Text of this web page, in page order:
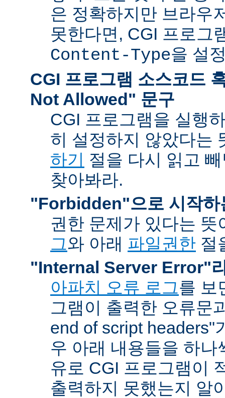
은 정확하지만 브라우
못한다면, CGI 프로그
Content-Type을 설
CGI 프로그램 소스코드
Not Allowed" 문구
CGI 프로그램을 실행
히 설정하지 않았다는
하기 절을 다시 읽고
찾아봐라.
"Forbidden"으로 시작하
권한 문제가 있다는
그와 아래 파일권한 절
"Internal Server Error"
아파치 오류 로그를 보
그램이 출력한 오류문
end of script headers"
우 아래 내용들을 하나
유로 CGI 프로그램이
출력하지 못했는지 알